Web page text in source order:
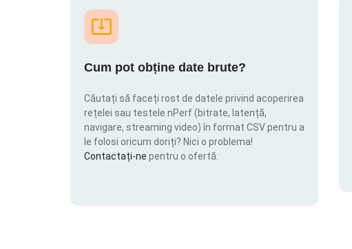
Cum pot obține date brute?
Căutați să faceți rost de datele privind acoperirea
rețelei sau testele nPerf (bitrate, latență,
navigare, streaming video) în format CSV pentru a
le folosi oricum doriți? Nici o problema!
Contactați-ne pentru o ofertă.